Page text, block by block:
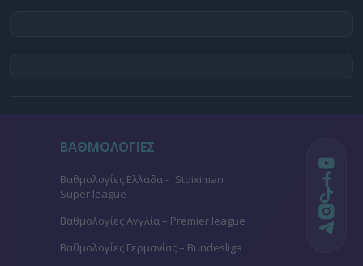
ΒΑΘΜΟΛΟΓΙΕΣ
Βαθμολογίες Ελλάδα - Stoiximan
Super league
Βαθμολογίες Aγγλία – Premier league
Βαθμολογίες Γερμανίας – Bundesliga